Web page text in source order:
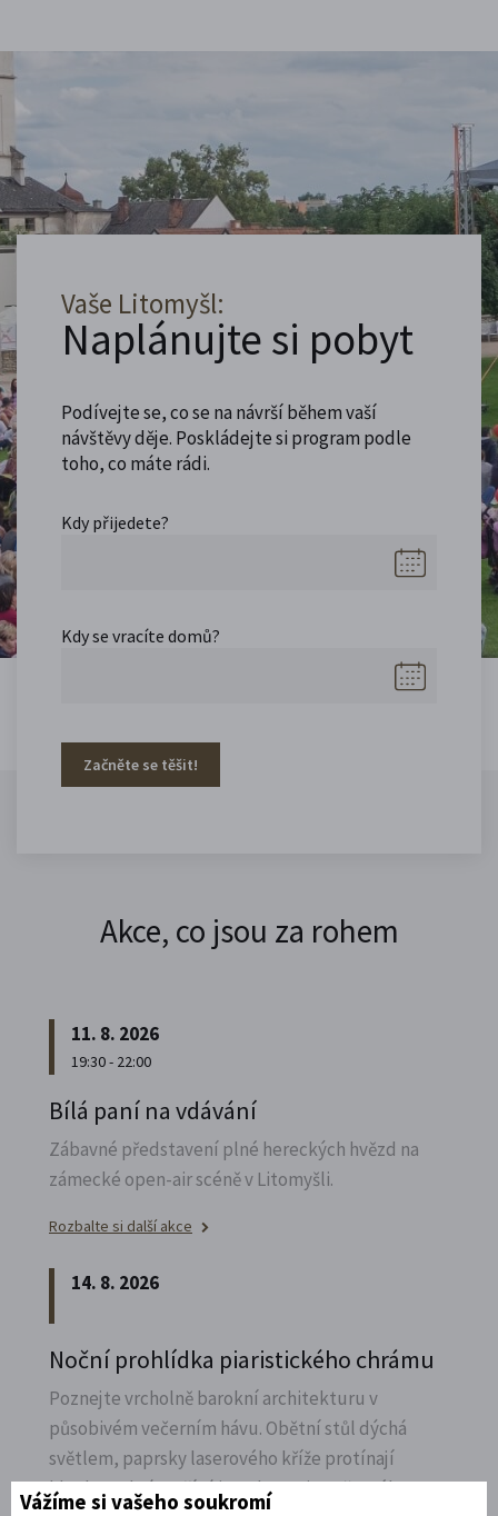
Vaše Litomyšl:
Naplánujte si pobyt
Podívejte se, co se na návrší během vaší
návštěvy děje. Poskládejte si program podle
toho, co máte rádi.
Kdy přijedete?
Kdy se vracíte domů?
Začněte se těšit!
Akce, co jsou za rohem
11. 8. 2026
19:30 - 22:00
Bílá paní na vdávání
Zábavné představení plné hereckých hvězd na
zámecké open-air scéně v Litomyšli.
Rozbalte si další akce
14. 8. 2026
Noční prohlídka piaristického chrámu
Poznejte vrcholně barokní architekturu v
působivém večerním hávu. Obětní stůl dýchá
světlem, paprsky laserového kříže protínají
klenby a chrám ožívá instalacemi současného
Vážíme si vašeho soukromí